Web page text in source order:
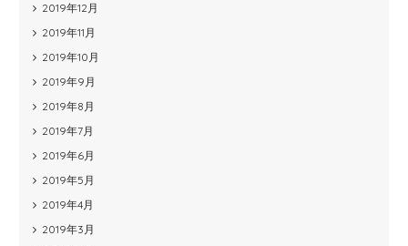
2019年12月
2019年11月
2019年10月
2019年9月
2019年8月
2019年7月
2019年6月
2019年5月
2019年4月
2019年3月